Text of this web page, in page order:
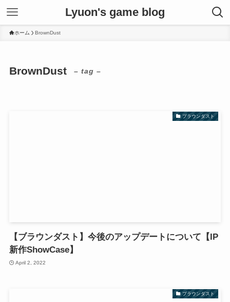
Lyuon's game blog
ホーム BrownDust
BrownDust – tag –
ブラウンダスト
【ブラウンダスト】今後のアップデートについて【IP
新作ShowCase】
April 2, 2022
ブラウンダスト